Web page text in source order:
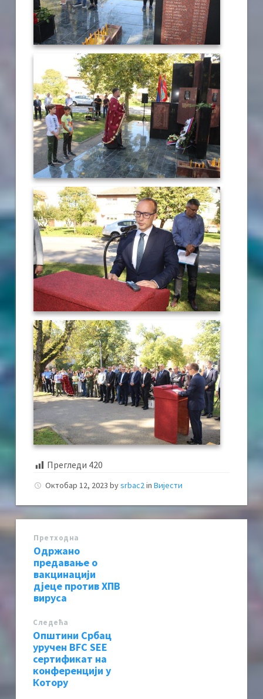
Прегледи 420
Октобар 12, 2023 bysrbac2 in Вијести
Претходна
Одржано
предавање о
вакцинацији
дјеце против ХПВ
вируса
Следећa
Општини Србац
уручен BFC SEE
сертификат на
конференцији у
Котору